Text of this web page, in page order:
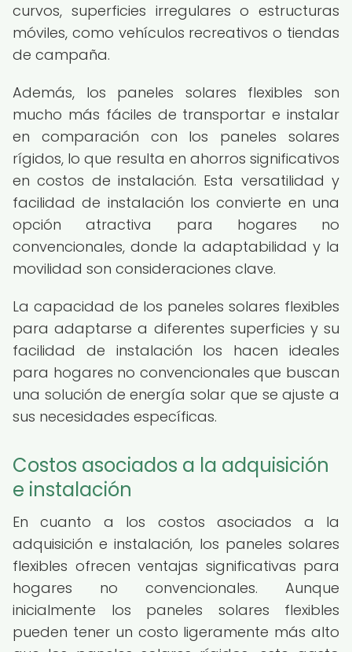
curvos, superficies irregulares o estructuras
móviles, como vehículos recreativos o tiendas
de campaña.
Además, los paneles solares flexibles son
mucho más fáciles de transportar e instalar
en comparación con los paneles solares
rígidos, lo que resulta en ahorros significativos
en costos de instalación. Esta versatilidad y
facilidad de instalación los convierte en una
opción atractiva para hogares no
convencionales, donde la adaptabilidad y la
movilidad son consideraciones clave.
La capacidad de los paneles solares flexibles
para adaptarse a diferentes superficies y su
facilidad de instalación los hacen ideales
para hogares no convencionales que buscan
una solución de energía solar que se ajuste a
sus necesidades específicas.
Costos asociados a la adquisición
e instalación
En cuanto a los costos asociados a la
adquisición e instalación, los paneles solares
flexibles ofrecen ventajas significativas para
hogares no convencionales. Aunque
inicialmente los paneles solares flexibles
pueden tener un costo ligeramente más alto